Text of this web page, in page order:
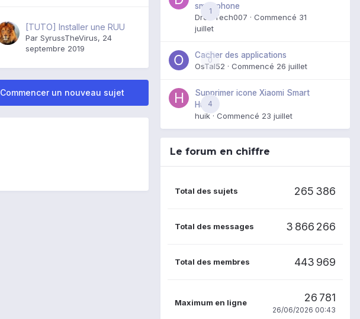
[TUTO] Installer une RUU
Par SyrussTheVirus, 24
septembre 2019
Commencer un nouveau sujet
1
smartphone
DroidTech007 · Commencé 31
juillet
0
Cacher des applications
OsTal52 · Commencé 26 juillet
4
Supprimer icone Xiaomi Smart
Hub
huik · Commencé 23 juillet
Le forum en chiffre
Total des sujets 265 386
Total des messages 3 866 266
Total des membres 443 969
Maximum en ligne 26 781
26/06/2026 00:43